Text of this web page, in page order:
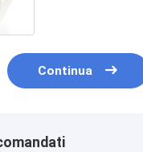
Continua